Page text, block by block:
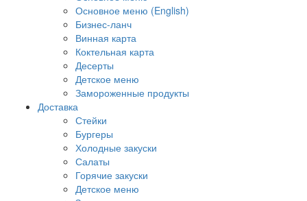
Основное меню (English)
Бизнес-ланч
Винная карта
Коктельная карта
Десерты
Детское меню
Замороженные продукты
Доставка
Стейки
Бургеры
Холодные закуски
Салаты
Горячие закуски
Детское меню